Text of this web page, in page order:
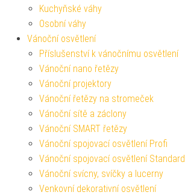
Kuchyňské váhy
Osobní váhy
Vánoční osvětlení
Příslušenství k vánočnímu osvětlení
Vánoční nano řetězy
Vánoční projektory
Vánoční řetězy na stromeček
Vánoční sítě a záclony
Vánoční SMART řetězy
Vánoční spojovací osvětlení Profi
Vánoční spojovací osvětlení Standard
Vánoční svícny, svíčky a lucerny
Venkovní dekorativní osvětlení